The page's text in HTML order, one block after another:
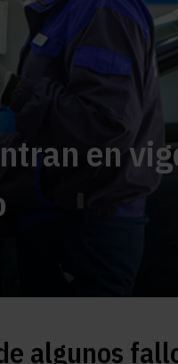
en
algunos